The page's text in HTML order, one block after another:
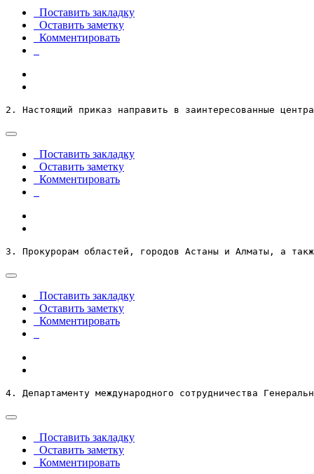
Поставить закладку
Оставить заметку
Комментировать
2. Настоящий приказ направить в заинтересованные
Поставить закладку
Оставить заметку
Комментировать
3. Прокурорам областей, городов Астаны и Алматы, а
Поставить закладку
Оставить заметку
Комментировать
4. Департаменту международного сотрудничества
Поставить закладку
Оставить заметку
Комментировать